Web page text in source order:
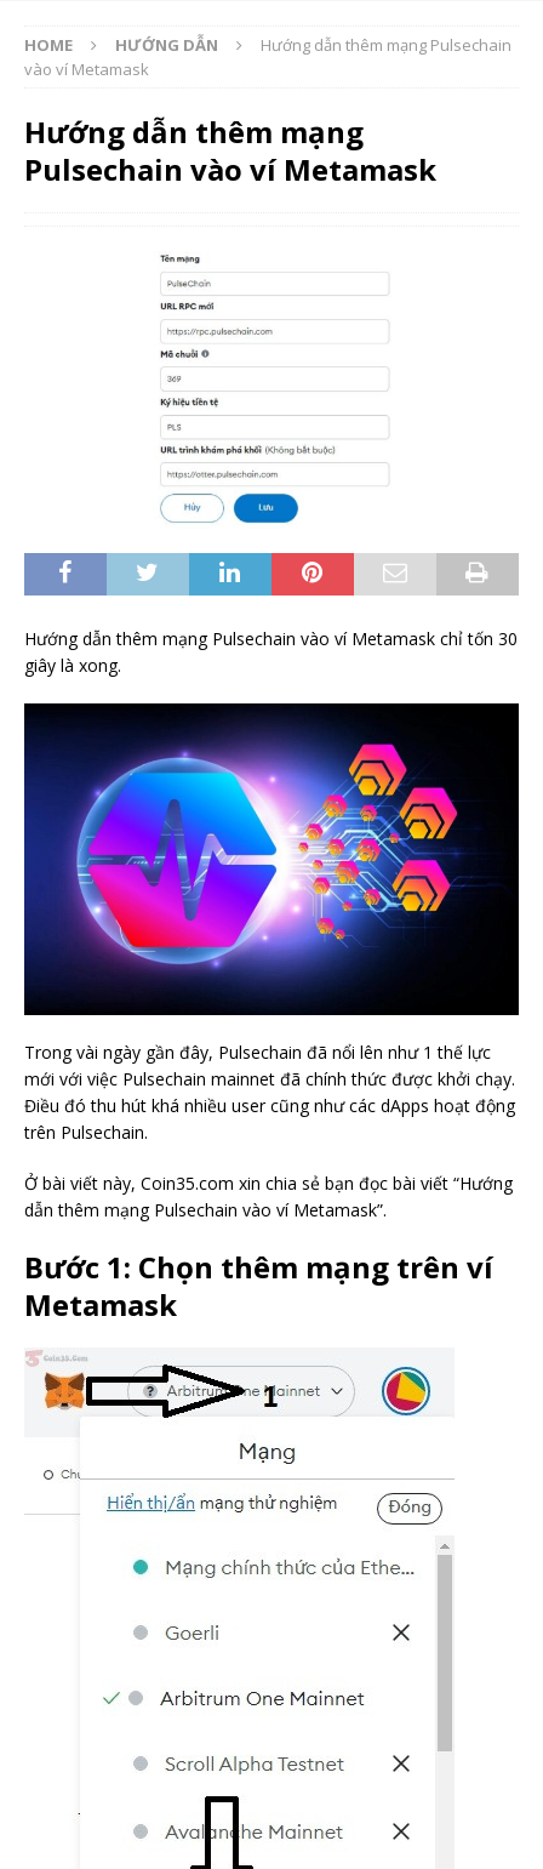
HOME HƯỚNG DẪN
Hướng dẫn thêm mạng Pulsechain
vào ví Metamask
Hướng dẫn thêm mạng
Pulsechain vào ví Metamask
Hướng dẫn thêm mạng Pulsechain vào ví Metamask chỉ tốn 30
giây là xong.
Trong vài ngày gần đây, Pulsechain đã nổi lên như 1 thế lực
mới với việc Pulsechain mainnet đã chính thức được khởi chạy.
Điều đó thu hút khá nhiều user cũng như các dApps hoạt động
trên Pulsechain.
Ở bài viết này, Coin35.com xin chia sẻ bạn đọc bài viết “Hướng
dẫn thêm mạng Pulsechain vào ví Metamask”.
Bước 1: Chọn thêm mạng trên ví
Metamask